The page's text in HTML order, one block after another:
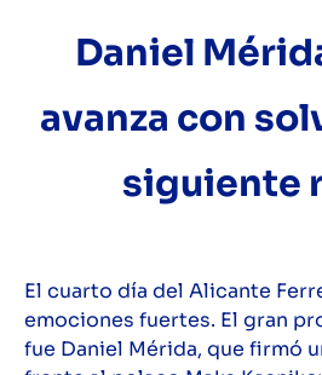
Daniel
avanza con
siguiente
El cuarto día del Alicante
emociones fuertes. El gran
fue Daniel Mérida, que firmó